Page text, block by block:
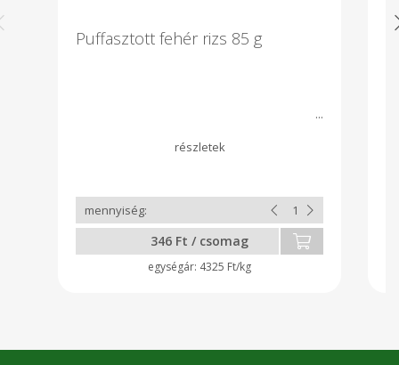
Puffasztott fehér rizs 85 g
346 Ft / csomag
4325 Ft/kg